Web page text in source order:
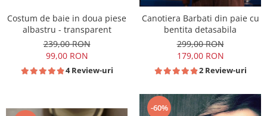
Costum de baie in doua piese
albastru - transparent
239,00 RON
99,00 RON
4 Review-uri
Canotiera Barbati din paie cu
bentita detasabila
299,00 RON
179,00 RON
2 Review-uri
-60%